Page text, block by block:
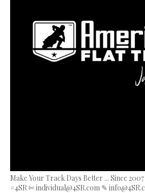
Make Your Track Days Better ... Since
#4SR ✄ individual@4SR.com ✎